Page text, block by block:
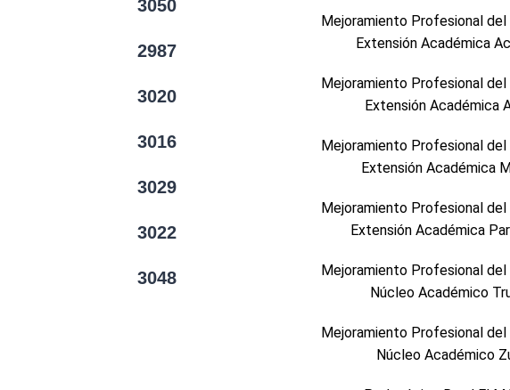
3050
2987
3020
3016
3029
3022
3048
Mejoramiento Profesional
Extensión Académica
Mejoramiento Profesional
Extensión Académica
Mejoramiento Profesional
Extensión Académica
Mejoramiento Profesional
Extensión Académica
Mejoramiento Profesional
Núcleo Académico
Mejoramiento Profesional
Núcleo Académico